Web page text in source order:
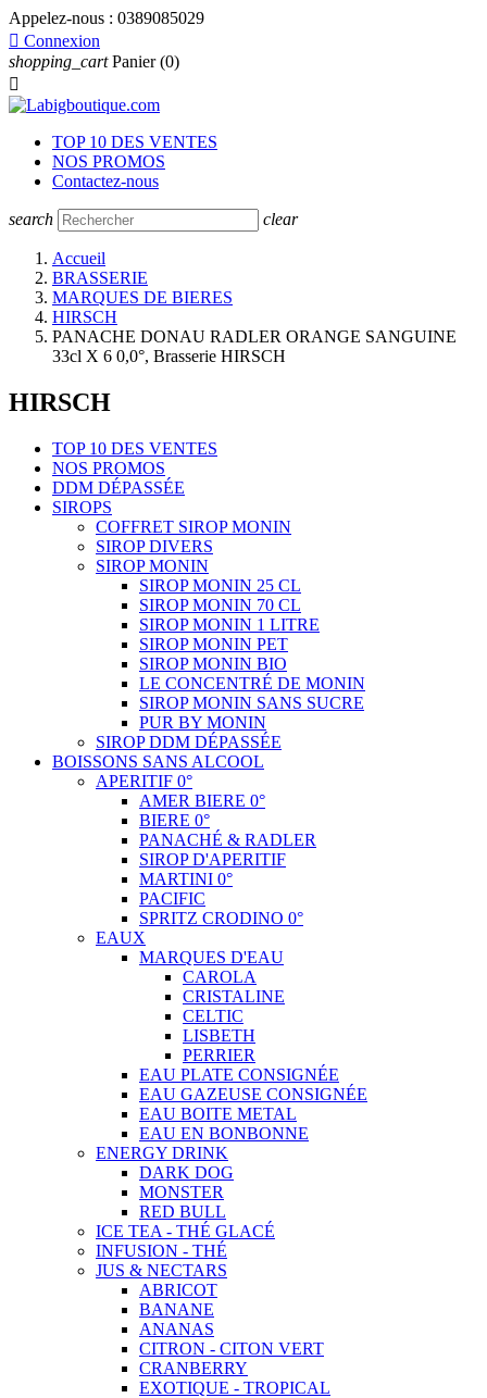
Appelez-nous : 0389085029
 Connexion
shopping_cart Panier (0)

TOP 10 DES VENTES
NOS PROMOS
Contactez-nous
search clear
Accueil
BRASSERIE
MARQUES DE BIERES
HIRSCH
PANACHE DONAU RADLER ORANGE SANGUINE
33cl X 6 0,0°, Brasserie HIRSCH
HIRSCH
TOP 10 DES VENTES
NOS PROMOS
DDM DÉPASSÉE
SIROPS
COFFRET SIROP MONIN
SIROP DIVERS
SIROP MONIN
SIROP MONIN 25 CL
SIROP MONIN 70 CL
SIROP MONIN 1 LITRE
SIROP MONIN PET
SIROP MONIN BIO
LE CONCENTRÉ DE MONIN
SIROP MONIN SANS SUCRE
PUR BY MONIN
SIROP DDM DÉPASSÉE
BOISSONS SANS ALCOOL
APERITIF 0°
AMER BIERE 0°
BIERE 0°
PANACHÉ & RADLER
SIROP D'APERITIF
MARTINI 0°
PACIFIC
SPRITZ CRODINO 0°
EAUX
MARQUES D'EAU
CAROLA
CRISTALINE
CELTIC
LISBETH
PERRIER
EAU PLATE CONSIGNÉE
EAU GAZEUSE CONSIGNÉE
EAU BOITE METAL
EAU EN BONBONNE
ENERGY DRINK
DARK DOG
MONSTER
RED BULL
ICE TEA - THÉ GLACÉ
INFUSION - THÉ
JUS & NECTARS
ABRICOT
BANANE
ANANAS
CITRON - CITON VERT
CRANBERRY
EXOTIQUE - TROPICAL